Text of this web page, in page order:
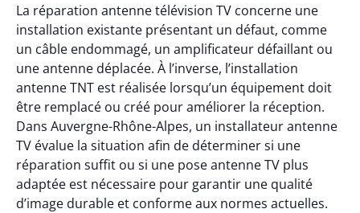
La réparation antenne télévision TV concerne une
installation existante présentant un défaut, comme
un câble endommagé, un amplificateur défaillant ou
une antenne déplacée. À l’inverse, l’installation
antenne TNT est réalisée lorsqu’un équipement doit
être remplacé ou créé pour améliorer la réception.
Dans Auvergne-Rhône-Alpes, un installateur antenne
TV évalue la situation afin de déterminer si une
réparation suffit ou si une pose antenne TV plus
adaptée est nécessaire pour garantir une qualité
d’image durable et conforme aux normes actuelles.